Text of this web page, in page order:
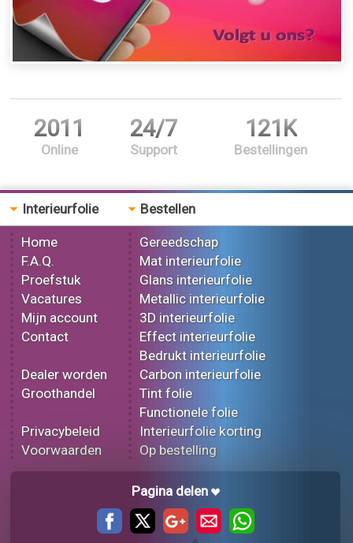
2011
Online
24/7
Support
121K
Bestellingen
Interieurfolie
Home
F.A.Q.
Proefstuk
Vacatures
Mijn account
Contact
Dealer worden
Groothandel
Privacybeleid
Voorwaarden
Bestellen
Gereedschap
Mat interieurfolie
Glans interieurfolie
Metallic interieurfolie
3D interieurfolie
Effect interieurfolie
Bedrukt interieurfolie
Carbon interieurfolie
Tint folie
Functionele folie
Interieurfolie korting
Op bestelling
Pagina delen